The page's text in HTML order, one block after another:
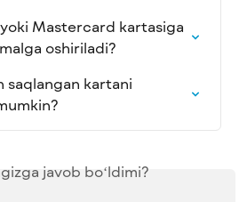
yoki Mastercard kartasiga
oshiriladi?
saqlangan kartani
javob boʻldimi?